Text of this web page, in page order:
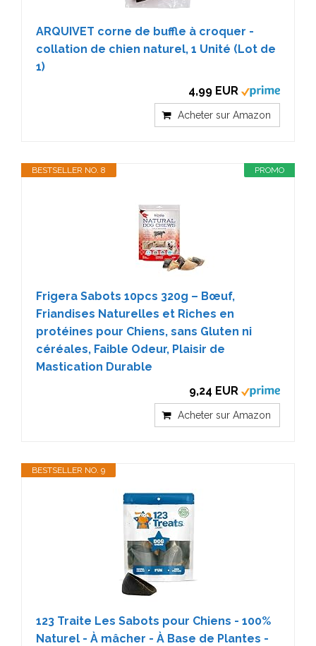
ARQUIVET corne de buffle à croquer -
collation de chien naturel, 1 Unité (Lot de
1)
4,99 EUR
Acheter sur Amazon
PROMO
BESTSELLER NO. 8
Frigera Sabots 10pcs 320g – Bœuf,
Friandises Naturelles et Riches en
protéines pour Chiens, sans Gluten ni
céréales, Faible Odeur, Plaisir de
Mastication Durable
9,24 EUR
Acheter sur Amazon
BESTSELLER NO. 9
123 Traite Les Sabots pour Chiens - 100%
Naturel - À mâcher - À Base de Plantes -